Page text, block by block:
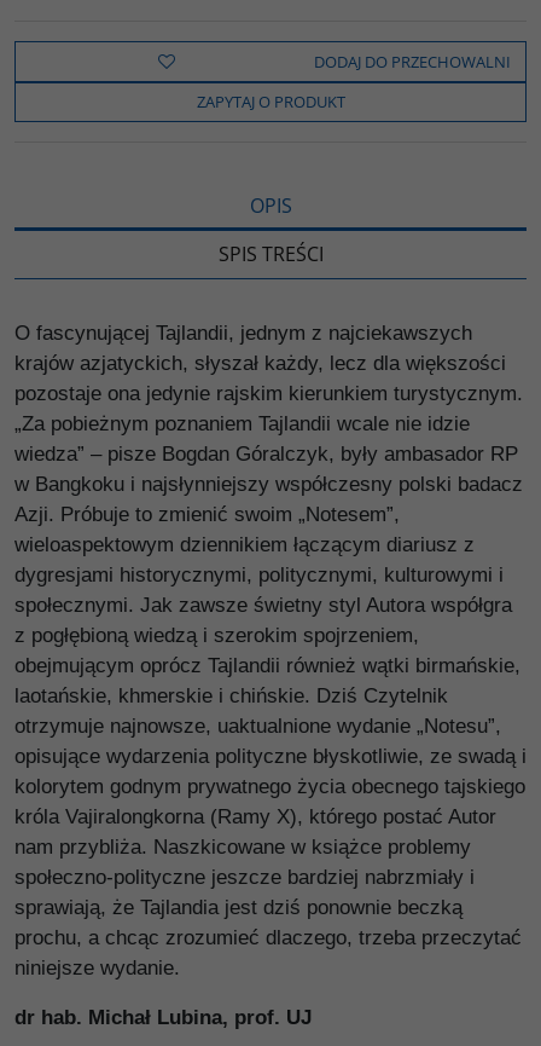
e
o
k
t
t
e
o
y
i
n
k
z
e
l
s
DODAJ DO PRZECHOWALNI
ZAPYTAJ O PRODUKT
OPIS
SPIS TREŚCI
O fascynującej Tajlandii, jednym z najciekawszych
krajów azjatyckich, słyszał każdy, lecz dla większości
pozostaje ona jedynie rajskim kierunkiem turystycznym.
„Za pobieżnym poznaniem Tajlandii wcale nie idzie
wiedza” – pisze Bogdan Góralczyk, były ambasador RP
w Bangkoku i najsłynniejszy współczesny polski badacz
Azji. Próbuje to zmienić swoim „Notesem”,
wieloaspektowym dziennikiem łączącym diariusz z
dygresjami historycznymi, politycznymi, kulturowymi i
społecznymi. Jak zawsze świetny styl Autora współgra
z pogłębioną wiedzą i szerokim spojrzeniem,
obejmującym oprócz Tajlandii również wątki birmańskie,
laotańskie, khmerskie i chińskie. Dziś Czytelnik
otrzymuje najnowsze, uaktualnione wydanie „Notesu”,
opisujące wydarzenia polityczne błyskotliwie, ze swadą i
kolorytem godnym prywatnego życia obecnego tajskiego
króla Vajiralongkorna (Ramy X), którego postać Autor
nam przybliża. Naszkicowane w książce problemy
społeczno-polityczne jeszcze bardziej nabrzmiały i
sprawiają, że Tajlandia jest dziś ponownie beczką
prochu, a chcąc zrozumieć dlaczego, trzeba przeczytać
niniejsze wydanie.
dr hab. Michał Lubina, prof. UJ